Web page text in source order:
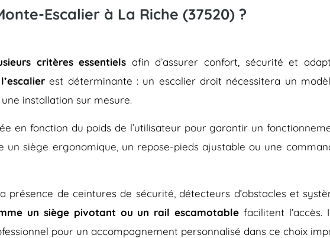
Escalier à La Riche (37520) ?
critères essentiels afin d’assurer confort, sécurité et
est déterminante : un escalier droit nécessitera un
installation sur mesure.
en fonction du poids de l’utilisateur pour garantir un
siège ergonomique, un repose-pieds ajustable ou une
présence de ceintures de sécurité, détecteurs d’obstacles et
un siège pivotant ou un rail escamotable facilitent
pour un accompagnement personnalisé dans ce choix